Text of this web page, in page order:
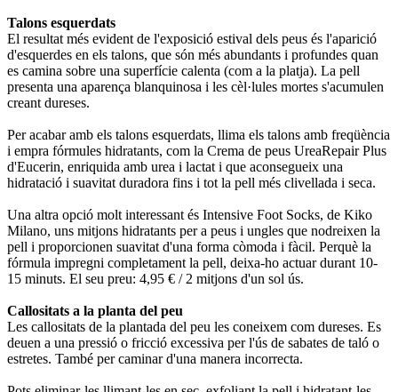
Talons esquerdats
El resultat més evident de l'exposició estival dels peus és l'aparició
d'esquerdes en els talons, que són més abundants i profundes quan
es camina sobre una superfície calenta (com a la platja). La pell
presenta una aparença blanquinosa i les cèl·lules mortes s'acumulen
creant dureses.
Per acabar amb els talons esquerdats, llima els talons amb freqüència
i empra fórmules hidratants, com la Crema de peus UreaRepair Plus
d'Eucerin, enriquida amb urea i lactat i que aconsegueix una
hidratació i suavitat duradora fins i tot la pell més clivellada i seca.
Una altra opció molt interessant és Intensive Foot Socks, de Kiko
Milano, uns mitjons hidratants per a peus i ungles que nodreixen la
pell i proporcionen suavitat d'una forma còmoda i fàcil. Perquè la
fórmula impregni completament la pell, deixa-ho actuar durant 10-
15 minuts. El seu preu: 4,95 € / 2 mitjons d'un sol ús.
Callositats a la planta del peu
Les callositats de la plantada del peu les coneixem com dureses. Es
deuen a una pressió o fricció excessiva per l'ús de sabates de taló o
estretes. També per caminar d'una manera incorrecta.